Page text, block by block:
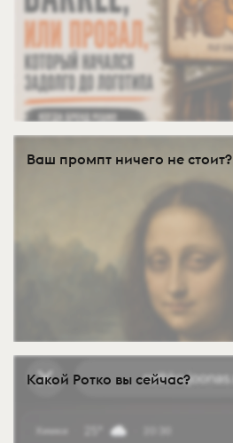
Ваш промпт ничего не стоит?
Какой Ротко вы сейчас?